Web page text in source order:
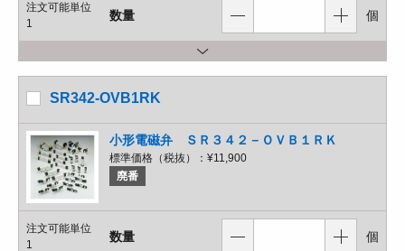
注文可能単位
1
数量 個
SR342-OVB1RK
小形電磁弁 ＳＲ３４２－ＯＶＢ１ＲＫ
標準価格（税抜）： ¥11,900
廃番
注文可能単位
1
数量 個